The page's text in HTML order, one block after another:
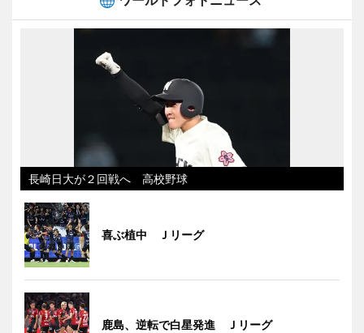
長崎日大が２回戦へ 高校野球
喜ぶ植中 Ｊリーグ
鹿島、逆転で白星発進 Ｊリーグ